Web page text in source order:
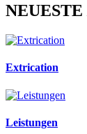
NEUESTE
Extrication
Leistungen